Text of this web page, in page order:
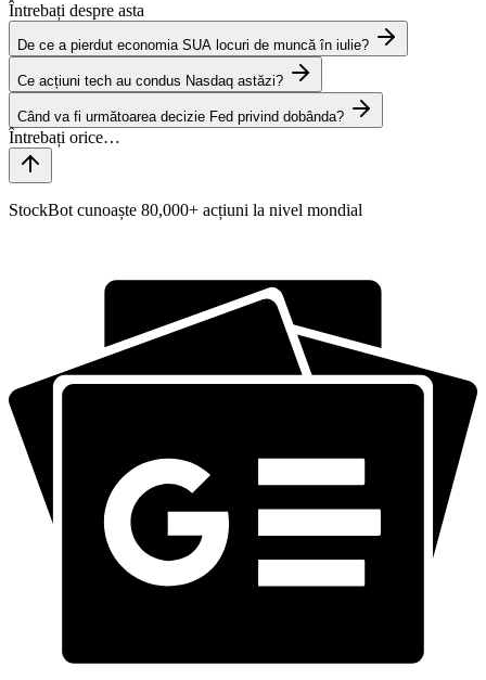
Întrebați despre asta
De ce a pierdut economia SUA locuri de muncă în iulie?
Ce acțiuni tech au condus Nasdaq astăzi?
Când va fi următoarea decizie Fed privind dobânda?
StockBot cunoaște 80,000+ acțiuni la nivel mondial